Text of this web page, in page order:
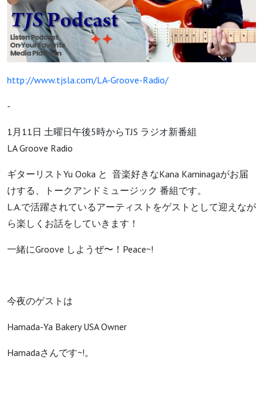
http://www.tjsla.com/LA-Groove-Radio/
-
1月11日 土曜日午後5時からTJS ラジオ新番組
LA Groove Radio
ギターリストYu Ooka と 音楽好きなKana Kaminagaがお届
けする、トークアンドミュージック 番組です。
L.A.で活躍されているアーティストをゲストとして迎えなが
ら楽しくお話をしていきます！
一緒にGroove しようぜ〜！Peace~!
今夜のゲストは
Hamada-Ya Bakery USA Owner
Hamadaさんです~!。